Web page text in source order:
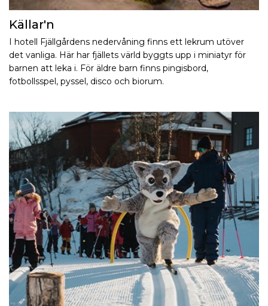
Källar'n
I hotell Fjällgårdens nedervåning finns ett lekrum utöver
det vanliga. Här har fjällets värld byggts upp i miniatyr för
barnen att leka i. För äldre barn finns pingisbord,
fotbollsspel, pyssel, disco och biorum.